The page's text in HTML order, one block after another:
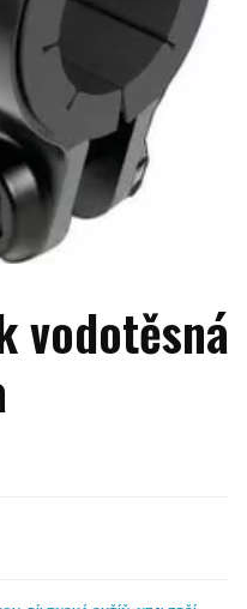
vodotěsná